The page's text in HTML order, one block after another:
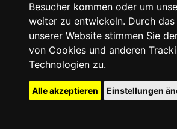
Besucher kommen oder um
weiter zu entwickeln. Durch
unserer Website stimmen Sie
von Cookies und anderen
Technologien zu.
Alle akzeptieren Einstellungen